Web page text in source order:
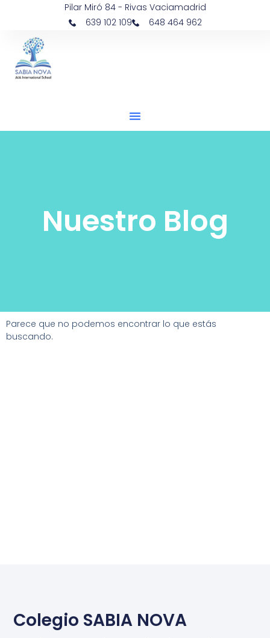
Pilar Miró 84 - Rivas Vaciamadrid
639 102 109
648 464 962
Nuestro Blog
Parece que no podemos encontrar lo que estás
buscando.
Colegio SABIA NOVA